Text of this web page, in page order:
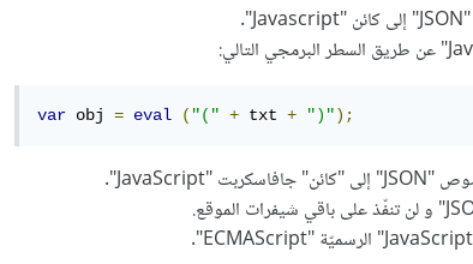
var obj = eval ( "(" + txt + ")");